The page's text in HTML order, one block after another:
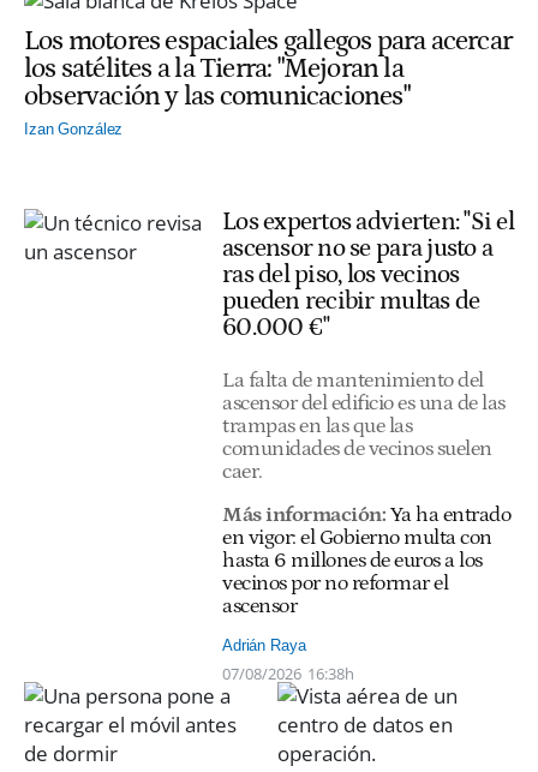
Los motores espaciales gallegos para acercar
los satélites a la Tierra: "Mejoran la
observación y las comunicaciones"
Izan González
Los expertos advierten: "Si el
ascensor no se para justo a
ras del piso, los vecinos
pueden recibir multas de
60.000 €"
La falta de mantenimiento del
ascensor del edificio es una de las
trampas en las que las
comunidades de vecinos suelen
caer.
Más información: Ya ha entrado
en vigor: el Gobierno multa con
hasta 6 millones de euros a los
vecinos por no reformar el
ascensor
Adrián Raya
07/08/2026 16:38h